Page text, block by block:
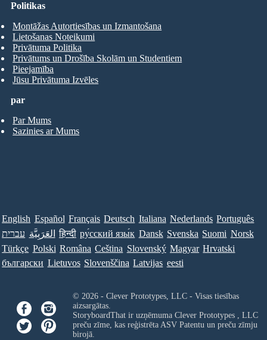
par
Par Mums
Sazinies ar Mums
Politikas
Montāžas Autortiesības un Izmantošana
Lietošanas Noteikumi
Privātuma Politika
Privātums un Drošība Skolām un Studentiem
Pieejamība
Jūsu Privātuma Izvēles
English Español Français Deutsch Italiana Nederlands Português
עברית العَرَبِيَّة हिन्दी ру́сский язы́к Dansk Svenska Suomi Norsk
Türkçe Polski Româna Ceština Slovenský Magyar Hrvatski
български Lietuvos Slovenščina Latvijas eesti
© 2026 - Clever Prototypes, LLC - Visas tiesības
aizsargātas.
StoryboardThat ir uzņēmuma Clever Prototypes , LLC
preču zīme, kas reģistrēta ASV Patentu un preču zīmju
birojā.